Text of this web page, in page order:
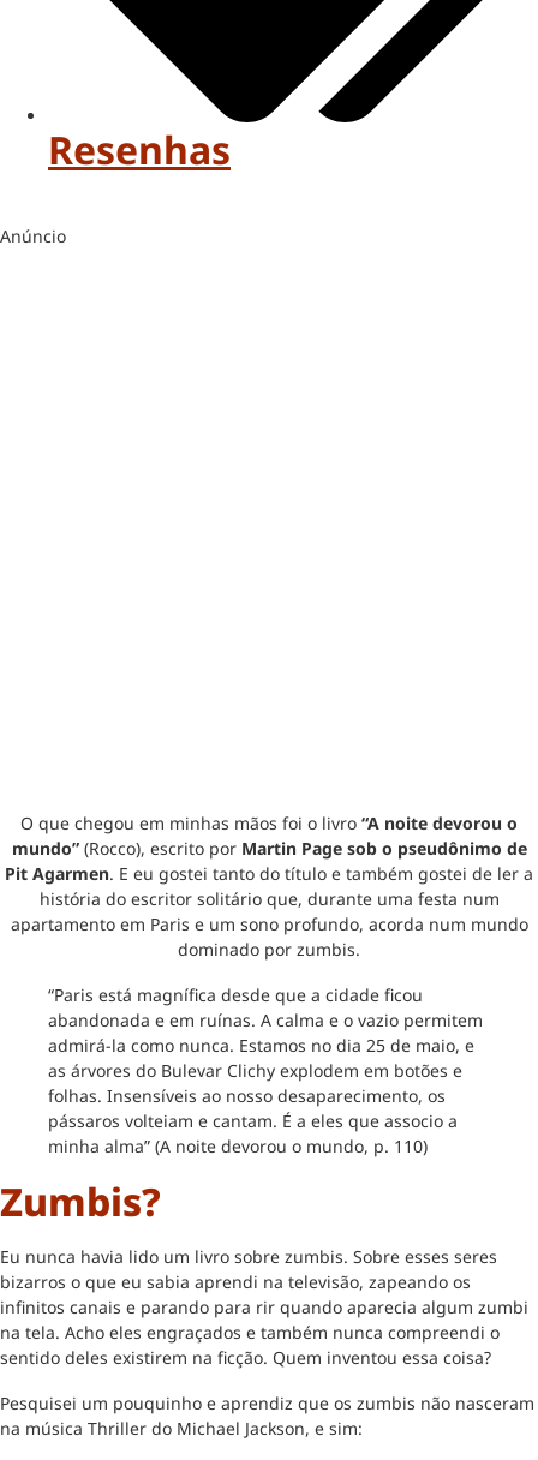
Resenhas
Anúncio
O que chegou em minhas mãos foi o livro “A noite devorou o
mundo”(Rocco), escrito por Martin Page sob o pseudônimo de
Pit Agarmen. E eu gostei tanto do título e também gostei de ler a
história do escritor solitário que, durante uma festa num
apartamento em Paris e um sono profundo, acorda num mundo
dominado por zumbis.
“Paris está magnífica desde que a cidade ficou
abandonada e em ruínas. A calma e o vazio permitem
admirá-la como nunca. Estamos no dia 25 de maio, e
as árvores do Bulevar Clichy explodem em botões e
folhas. Insensíveis ao nosso desaparecimento, os
pássaros volteiam e cantam. É a eles que associo a
minha alma” (A noite devorou o mundo, p. 110)
Zumbis?
Eu nunca havia lido um livro sobre zumbis. Sobre esses seres
bizarros o que eu sabia aprendi na televisão, zapeando os
infinitos canais e parando para rir quando aparecia algum zumbi
na tela. Acho eles engraçados e também nunca compreendi o
sentido deles existirem na ficção. Quem inventou essa coisa?
Pesquisei um pouquinho e aprendiz que os zumbis não nasceram
na música Thriller do Michael Jackson, e sim: